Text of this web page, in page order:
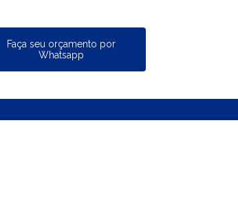
Faça seu orçamento por
Whatsapp